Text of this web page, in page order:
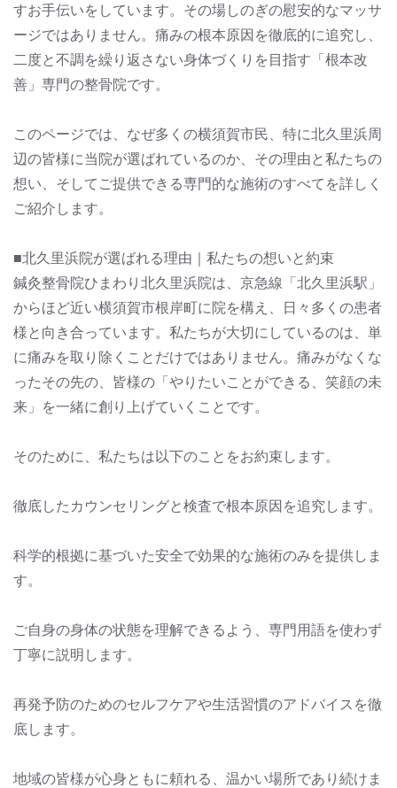
すお手伝いをしています。その場しのぎの慰安的なマッサ
ージではありません。痛みの根本原因を徹底的に追究し、
二度と不調を繰り返さない身体づくりを目指す「根本改
善」専門の整骨院です。
このページでは、なぜ多くの横須賀市民、特に北久里浜周
辺の皆様に当院が選ばれているのか、その理由と私たちの
想い、そしてご提供できる専門的な施術のすべてを詳しく
ご紹介します。
■北久里浜院が選ばれる理由｜私たちの想いと約束
鍼灸整骨院ひまわり北久里浜院は、京急線「北久里浜駅」
からほど近い横須賀市根岸町に院を構え、日々多くの患者
様と向き合っています。私たちが大切にしているのは、単
に痛みを取り除くことだけではありません。痛みがなくな
ったその先の、皆様の「やりたいことができる、笑顔の未
来」を一緒に創り上げていくことです。
そのために、私たちは以下のことをお約束します。
徹底したカウンセリングと検査で根本原因を追究します。
科学的根拠に基づいた安全で効果的な施術のみを提供しま
す。
ご自身の身体の状態を理解できるよう、専門用語を使わず
丁寧に説明します。
再発予防のためのセルフケアや生活習慣のアドバイスを徹
底します。
地域の皆様が心身ともに頼れる、温かい場所であり続けま